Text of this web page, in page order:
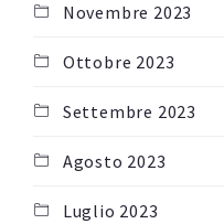
Novembre 2023
Ottobre 2023
Settembre 2023
Agosto 2023
Luglio 2023